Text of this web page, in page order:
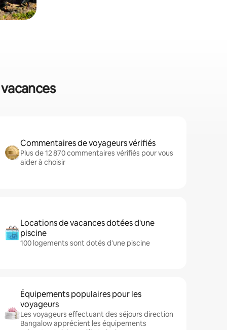
Commentaires de voyageurs vérifiés
Plus de 12 870 commentaires vérifiés pour vous
aider à choisir
Locations de vacances dotées d'une
piscine
100 logements sont dotés d'une piscine
Équipements populaires pour les
voyageurs
Les voyageurs effectuant des séjours direction
Bangalow apprécient les équipements